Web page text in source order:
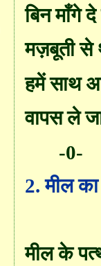
बिन माँगे दे
मज़बूती से
हमें साथ
वापस ले
-0-
2.मील
मील के